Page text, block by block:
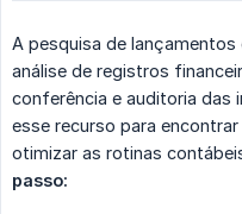
A pesquisa de
análise de registros
conferência e auditoria das
esse recurso para
otimizar as rotinas
passo: